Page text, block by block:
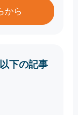
から
下の記事